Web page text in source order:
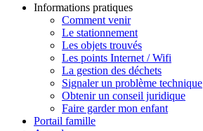
Informations pratiques
Comment venir
Le stationnement
Les objets trouvés
Les points Internet / Wifi
La gestion des déchets
Signaler un problème technique
Obtenir un conseil juridique
Faire garder mon enfant
Portail famille